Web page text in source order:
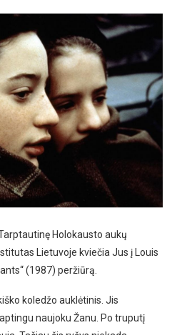
Holokausto aukų
Lietuvoje kviečia Jus į Louis
(1987) peržiūrą.
koledžo auklėtinis. Jis
naujoku Žanu. Po truputį